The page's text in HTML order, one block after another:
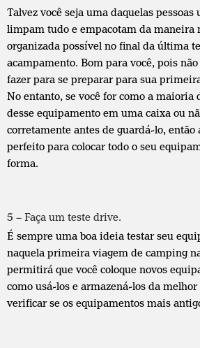
Talvez você seja uma daquelas
limpam tudo e empacotam da maneira
organizada possível no final da última
acampamento. Bom para você, pois
fazer para se preparar para sua
No entanto, se você for como a maioria
desse equipamento em uma caixa ou
corretamente antes de guardá-lo, então
perfeito para colocar todo o seu
forma.
5 – Faça um teste drive.
É sempre uma boa ideia testar seu
naquela primeira viagem de camping
permitirá que você coloque novos
como usá-los e armazená-los da
verificar se os equipamentos mais